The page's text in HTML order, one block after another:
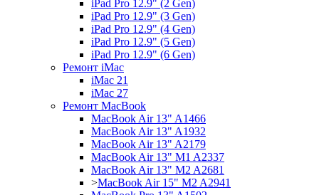
iPad Pro 12.9" (2 Gen)
iPad Pro 12.9" (3 Gen)
iPad Pro 12.9" (4 Gen)
iPad Pro 12.9" (5 Gen)
iPad Pro 12.9" (6 Gen)
Ремонт iMac
iMac 21
iMac 27
Ремонт MacBook
MacBook Air 13" A1466
MacBook Air 13" A1932
MacBook Air 13" A2179
MacBook Air 13" M1 A2337
MacBook Air 13" M2 A2681
>MacBook Air 15" M2 A2941